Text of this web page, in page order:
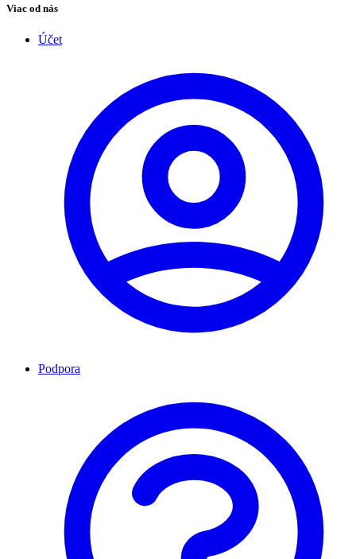
Viac od nás
Účet
Podpora